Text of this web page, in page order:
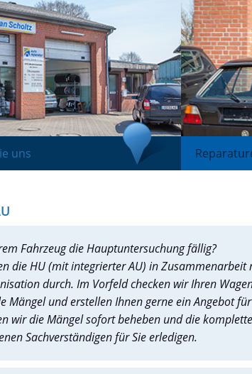
uns
Fahrzeug die Hauptuntersuchung fällig?
die HU (mit integrierter AU) in
durch. Im Vorfeld checken wir Ihren
Mängel und erstellen Ihnen gerne ein Angebot
wir die Mängel sofort beheben und die
Sachverständigen für Sie erledigen.